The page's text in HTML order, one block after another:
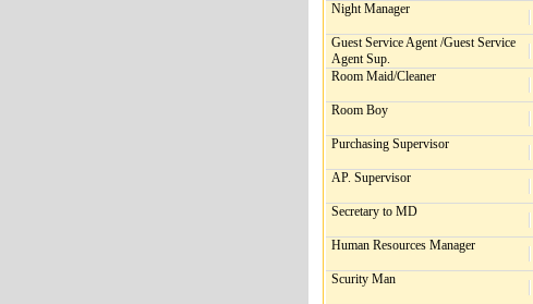
Night Manager
Guest Service Agent /Guest Service
Agent Sup.
Room Maid/Cleaner
Room Boy
Purchasing Supervisor
AP. Supervisor
Secretary to MD
Human Resources Manager
Scurity Man